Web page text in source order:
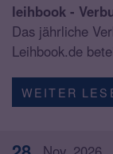
leihbook -
Das jährliche
Leihbook.de
WEITER